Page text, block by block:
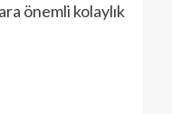
önemli kolaylık